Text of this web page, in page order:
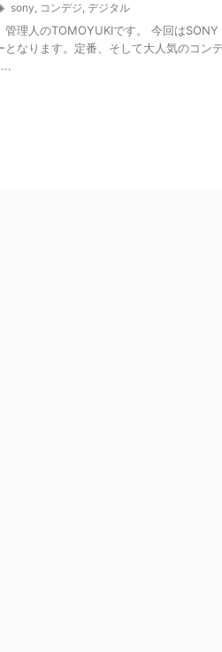
sony, コンデジ, デジタル
管理人のTOMOYUKIです。 今回は
となります。定番、そして大人気のコン